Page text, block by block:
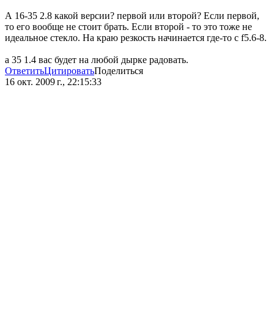
А 16-35 2.8 какой версии? первой или второй? Если первой,
то его вообще не стоит брать. Если второй - то это тоже не
идеальное стекло. На краю резкость начинается где-то с f5.6-8.
а 35 1.4 вас будет на любой дырке радовать.
ОтветитьЦитироватьПоделиться
16 окт. 2009 г., 22:15:33